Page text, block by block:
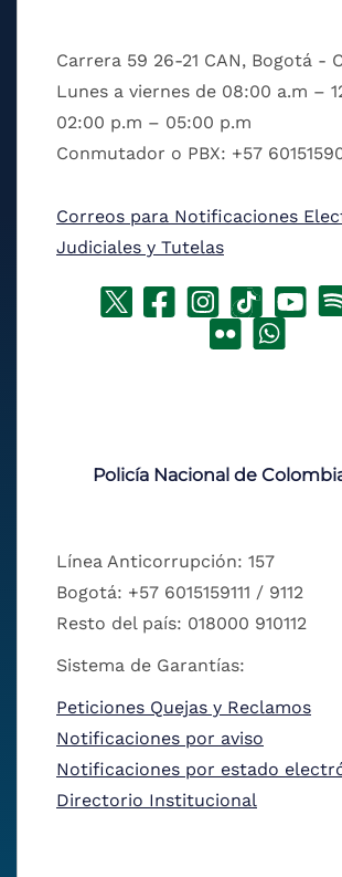
Carrera 59 26-21 CAN, Bogotá -
Lunes a viernes de 08:00 a.m –
02:00 p.m – 05:00 p.m
Conmutador o PBX: +57
Correos para Notificaciones
Judiciales y Tutelas
Policía Nacional de
Línea Anticorrupción: 157
Bogotá: +57 6015159111 / 9112
Resto del país: 018000 910112
Sistema de Garantías:
Peticiones Quejas y Reclamos
Notificaciones por aviso
Notificaciones por estado
Directorio Institucional